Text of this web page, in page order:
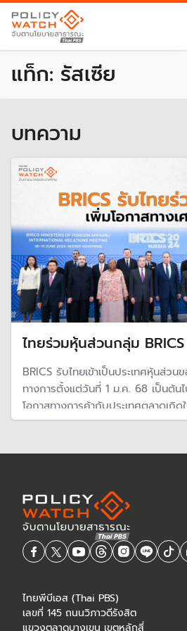
แท็ก: รัสเซีย
บทความ
ไทยร่วมหุ้นส่วนกลุ่ม
BRICS รับไทยเข้าเป็นประเทศหุ้นส่ว
ทางการตั้งแต่วันที่ 1 ม.ค. 68 เป็นต้น
โอกาสทางการค้ากับประเทศตลาดเกิด
พัฒนาที่มีศักยภาพสูง
ไทยพีบีเอส (Thai PBS)
เลขที่ 145 ถนนวิภาวดีรังสิต